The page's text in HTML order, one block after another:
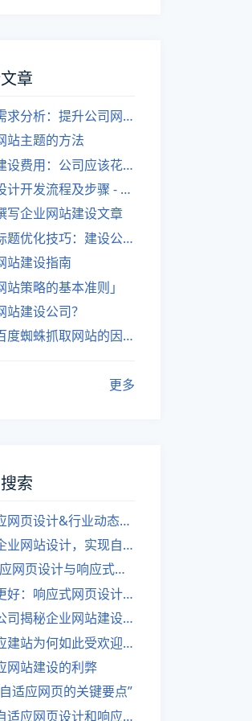
章
用户需求分析：提升公司网站建设效果
站主题的方法
网站建设费用：公司应该花费多少？
网站设计开发流程及步骤 - 优化后的标题
写企业网站建设文章
网站标题优化技巧：建设公司的专业指导
站建设指南
站策略的基本准则」
站建设公司？
影响百度蜘蛛抓取网站的因素有哪些？
更多
索
自适应网页设计&行业动态，关注建站。
简化企业网站设计，实现自适应设计的方法
“自适应网页设计与响应式网站建设的异同”
哪种更好：响应式网页设计还是自适应网站？
建站公司揭秘企业网站建设核心原则
自适应建站为何如此受欢迎？
网站建设的利弊
适应网页的关键要点”
比较自适应网页设计和响应式网站的差异